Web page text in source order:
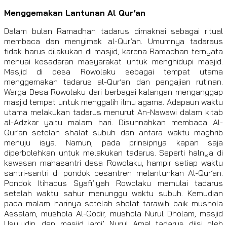
Menggemakan Lantunan Al Qur’an
Dalam bulan Ramadhan tadarus dimaknai sebagai ritual
membaca dan menyimak al-Qur’an. Umumnya tadaraus
tidak harus dilakukan di masjid, karena Ramadhan ternyata
menuai kesadaran masyarakat untuk menghidupi masjid.
Masjid di desa Rowolaku sebagai tempat utama
menggemakan tadarus al-Qur’an dan pengajian rutinan.
Warga Desa Rowolaku dari berbagai kalangan menganggap
masjid tempat untuk menggalih ilmu agama. Adapaun waktu
utama melakukan tadarus menurut An-Nawawi dalam kitab
al-Adzkar yaitu malam hari. Disunnahkan membaca Al-
Qur’an setelah shalat subuh dan antara waktu maghrib
menuju isya. Namun, pada prinsipnya kapan saja
diperbolehkan untuk melakukan tadarus. Seperti halnya di
kawasan mahasantri desa Rowolaku, hampir setiap waktu
santri-santri di pondok pesantren melantunkan Al-Qur’an.
Pondok Itihadus Syafi’iyah Rowolaku memulai tadarus
setelah waktu sahur menunggu waktu subuh. Kemudian
pada malam harinya setelah sholat tarawih baik mushola
Assalam, mushola Al-Qodir, mushola Nurul Dholam, masjid